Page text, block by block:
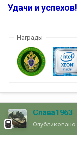
Удачи и успехов!
Награды
Слава1963
Опубликовано